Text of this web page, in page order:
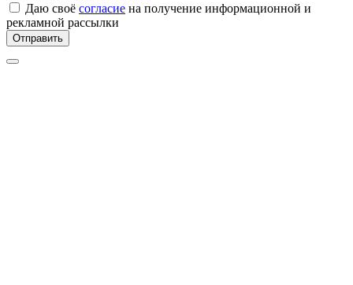
Даю своё согласие на получение информационной и
рекламной рассылки
Отправить